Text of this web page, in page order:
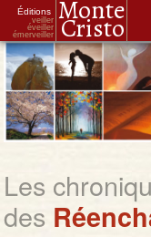
Éditions Monte
Cristo
veiller
éveiller
émerveiller
Accueil
Notre histoire
Notre philosophie
Notre boutique
Les Réenchanteurs
Les
des